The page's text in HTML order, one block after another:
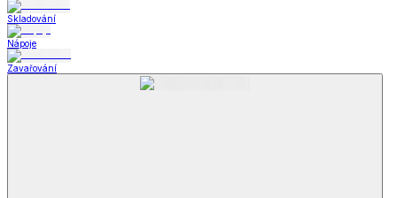
Skladování
Nápoje
Zavařování